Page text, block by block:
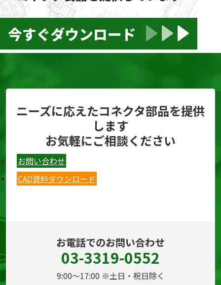
ニーズに応えたコネクタ部品を提供
します
お気軽にご相談ください
お問い合わせ
CAD資料ダウンロード
お電話でのお問い合わせ
03-3319-0552
9:00～17:00 ※土日・祝日除く